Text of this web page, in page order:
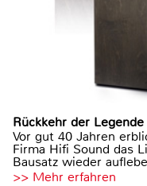
Rückkehr der Legende
Vor gut 40 Jahren
Firma Hifi Sound das
Bausatz wieder
>> Mehr erfahren